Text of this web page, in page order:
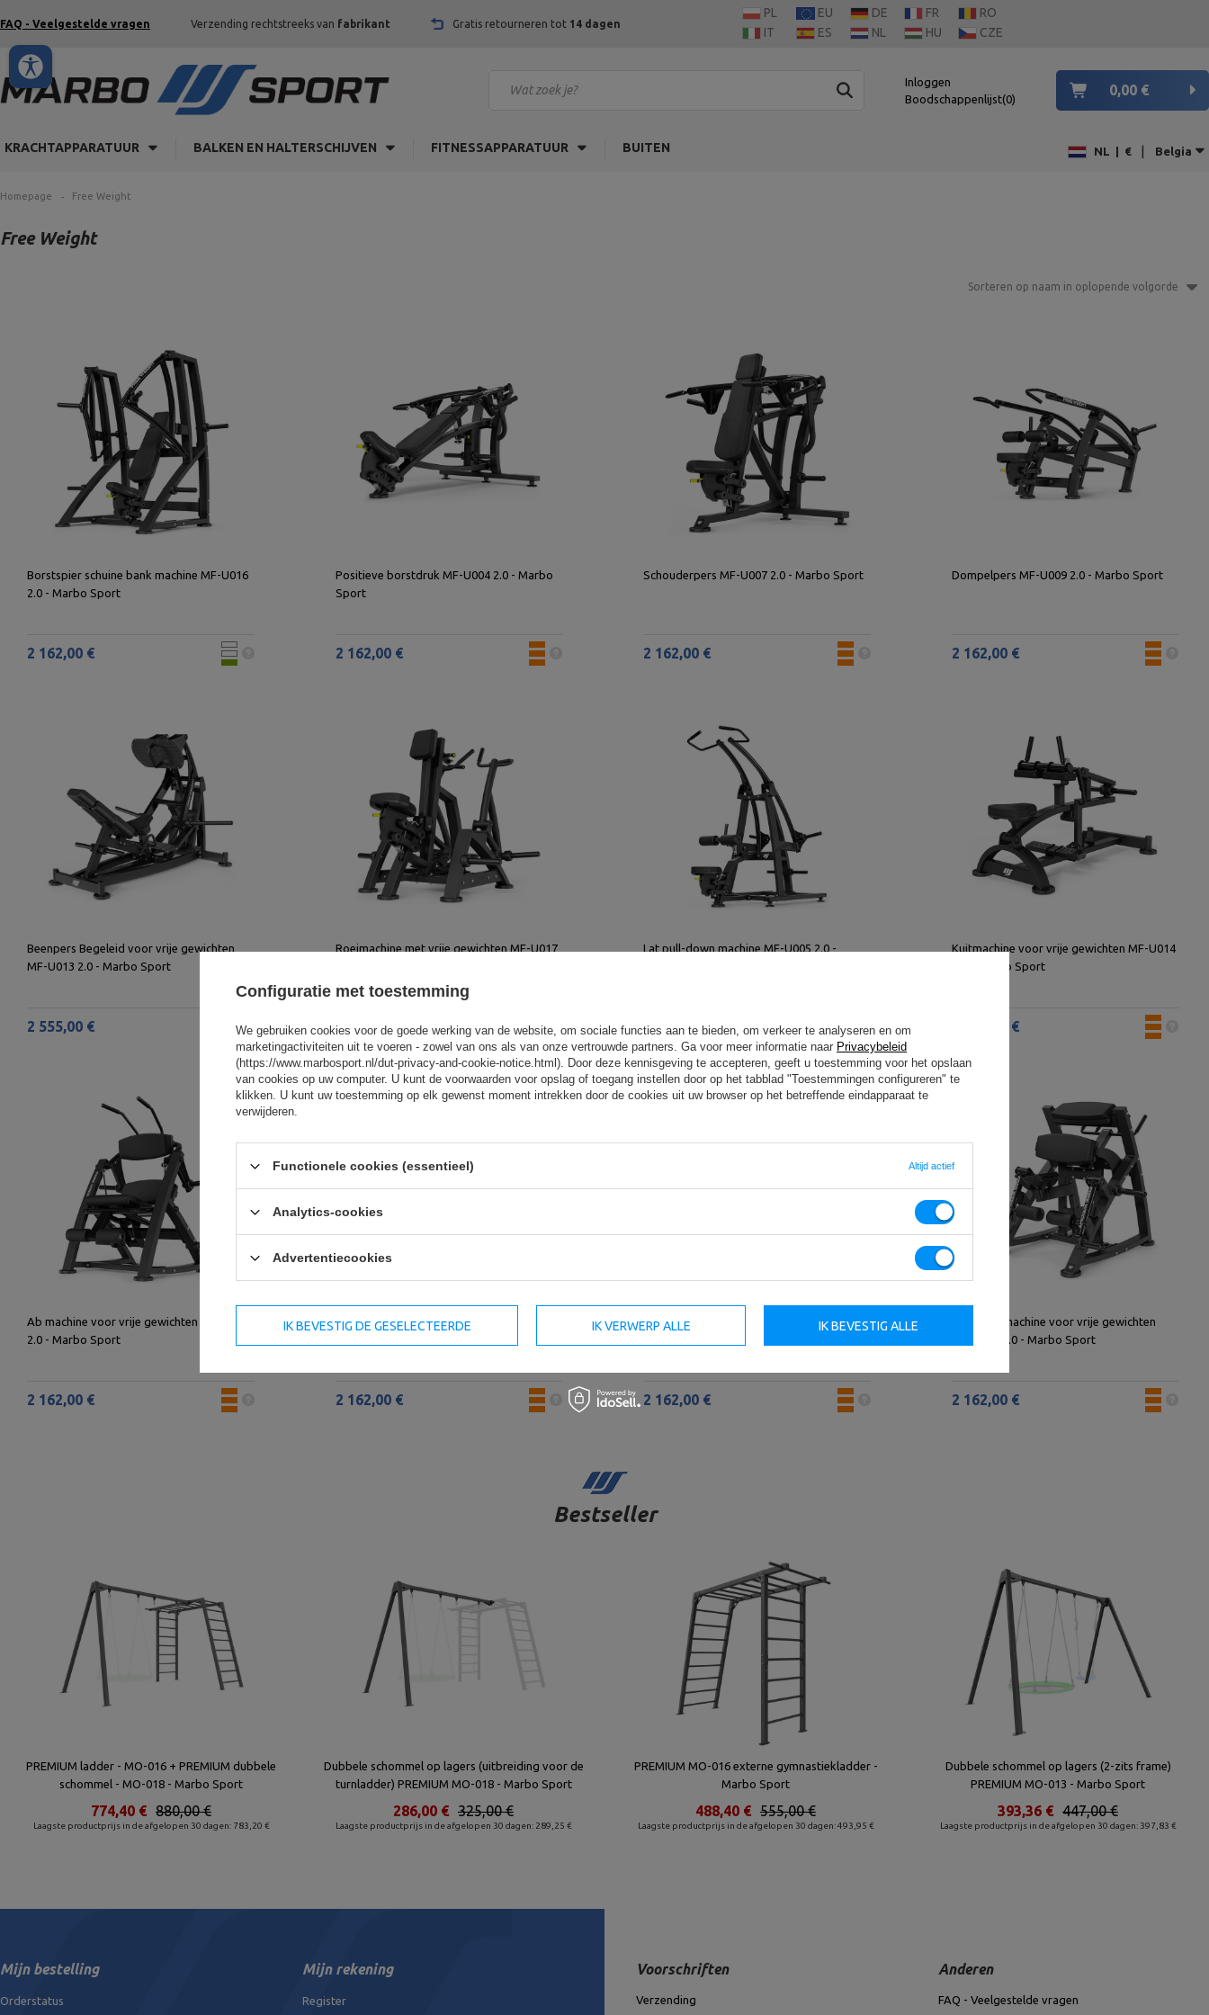
FAQ - Veelgestelde vragen Verzending rechtstreeks van fabrikant Gratis retourneren tot 14 dagen
PL EU DE FR
RO
IT
ES NL HU CZE
Inloggen
Boodschappenlijst 0
0,00 €
KRACHTAPPARATUUR BALKEN EN HALTERSCHIJVEN FITNESSAPPARATUUR BUITEN NL € | Belgia
Homepage Free Weight
Free Weight
Sorteren op naam in oplopende volgorde
Borstspier schuine bank machine MF-U016
2.0 - Marbo Sport
2 162,00 €
Positieve borstdruk MF-U004 2.0 - Marbo
Sport
2 162,00 €
Schouderpers MF-U007 2.0 - Marbo Sport
2 162,00 €
Dompelpers MF-U009 2.0 - Marbo Sport
2 162,00 €
Beenpers Begeleid voor vrije gewichten
MF-U013 2.0 - Marbo Sport
2 555,00 €
Roeimachine met vrije gewichten MF-U017
2 162,00 €
Lat pull-down machine MF-U005 2.0 -
2 162,00 €
Kuitmachine voor vrije gewichten MF-U014
2.0 - Marbo Sport
1 376,00 €
Ab machine voor vrije gewichten MF-U015
2.0 - Marbo Sport
2 162,00 €
Biceps Curl MF-U008 2.0 - Marbo Sport
2 162,00 €
Beenverlenging MF-U011 2.0 - Marbo
2 162,00 €
Beenklemmachine voor vrije gewichten
MF-U012 2.0 - Marbo Sport
2 162,00 €
Bestseller
PREMIUM ladder - MO-016 + PREMIUM dubbele
schommel - MO-018 - Marbo Sport
Laagste productprijs in de afgelopen 30 dagen: 783,20 €
880,00 €
774,40 €
Dubbele schommel op lagers (uitbreiding voor de
turnladder) PREMIUM MO-018 - Marbo Sport
Laagste productprijs in de afgelopen 30 dagen: 289,25 €
325,00 €
286,00 €
PREMIUM MO-016 externe gymnastiekladder -
Marbo Sport
Laagste productprijs in de afgelopen 30 dagen: 493,95 €
555,00 €
488,40 €
Dubbele schommel op lagers (2-zits frame)
PREMIUM MO-013 - Marbo Sport
Laagste productprijs in de afgelopen 30 dagen: 397,83 €
447,00 €
393,36 €
Mijn bestelling
Orderstatus
Mijn rekening
Register
Voorschriften
Verzending
Anderen
FAQ - Veelgestelde vragen
Configuratie met toestemming
We gebruiken cookies voor de goede werking van de website, om sociale functies aan te bieden, om verkeer te analyseren en om
marketingactiviteiten uit te voeren - zowel van ons als van onze vertrouwde partners. Ga voor meer informatie naar Privacybeleid
(https://www.marbosport.nl/dut-privacy-and-cookie-notice.html). Door deze kennisgeving te accepteren, geeft u toestemming voor het opslaan
van cookies op uw computer. U kunt de voorwaarden voor opslag of toegang instellen door op het tabblad "Toestemmingen configureren" te
klikken. U kunt uw toestemming op elk gewenst moment intrekken door de cookies uit uw browser op het betreffende eindapparaat te
verwijderen.
Functionele cookies (essentieel) Altijd actief
Analytics-cookies
Advertentiecookies
IK BEVESTIG DE GESELECTEERDE IK VERWERP ALLE IK BEVESTIG ALLE